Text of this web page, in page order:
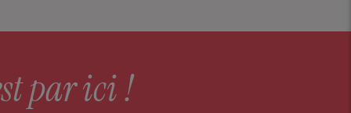
par ici !